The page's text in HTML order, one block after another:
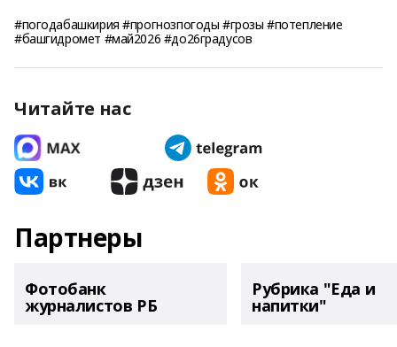
#погодабашкирия #прогнозпогоды #грозы #потепление
#башгидромет #май2026 #до26градусов
Читайте нас
Партнеры
Фотобанк
журналистов РБ
Рубрика "Еда и
напитки"